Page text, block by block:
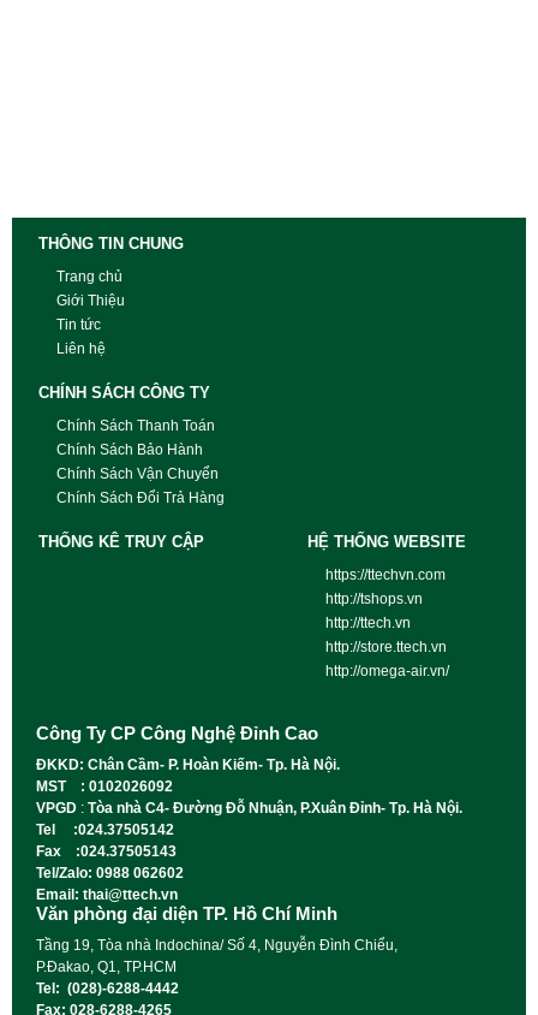
THÔNG TIN CHUNG
Trang chủ
Giới Thiệu
Tin tức
Liên hệ
CHÍNH SÁCH CÔNG TY
Chính Sách Thanh Toán
Chính Sách Bảo Hành
Chính Sách Vận Chuyển
Chính Sách Đổi Trả Hàng
THỐNG KÊ TRUY CẬP HỆ THỐNG WEBSITE
https://ttechvn.com
http://tshops.vn
http://ttech.vn
http://store.ttech.vn
http://omega-air.vn/
Công Ty CP Công Nghệ Đỉnh Cao
ĐKKD: Chân Cầm- P. Hoàn Kiếm- Tp. Hà Nội.
MST : 0102026092
VPGD : Tòa nhà C4- Đường Đỗ Nhuận, P.Xuân Đỉnh- Tp. Hà Nội.
Tel :024.37505142
Fax :024.37505143
Tel/Zalo: 0988 062602
Email: thai@ttech.vn
Văn phòng đại diện TP. Hồ Chí Minh
Tầng 19, Tòa nhà Indochina/ Số 4, Nguyễn Đình Chiểu,
P.Đakao, Q1, TP.HCM
Tel: (028)-6288-4442
Fax: 028-6288-4265